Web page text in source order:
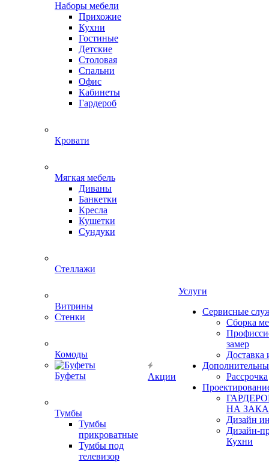
Наборы мебели
Прихожие
Кухни
Гостиные
Детские
Столовая
Спальни
Офис
Кабинеты
Гардероб
Кровати
Мягкая мебель
Диваны
Банкетки
Кресла
Кушетки
Сундуки
Стеллажи
Витрины
Стенки
Комоды
Буфеты
Тумбы
Тумбы
прикроватные
Тумбы под
телевизор
Акции
Услуги
Сервисные
Сборка
замер
Доставка
Рассрочка
НА
Дизайн
Дизайн-
Кухни